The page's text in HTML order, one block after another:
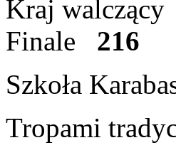
Kraj walczący
Finale 216
Szkoła
Tropami